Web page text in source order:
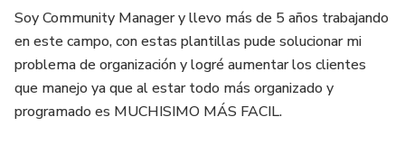
Soy Community Manager y llevo más de 5 años trabajando
en este campo, con estas plantillas pude solucionar mi
problema de organización y logré aumentar los clientes
que manejo ya que al estar todo más organizado y
programado es MUCHISIMO MÁS FACIL.